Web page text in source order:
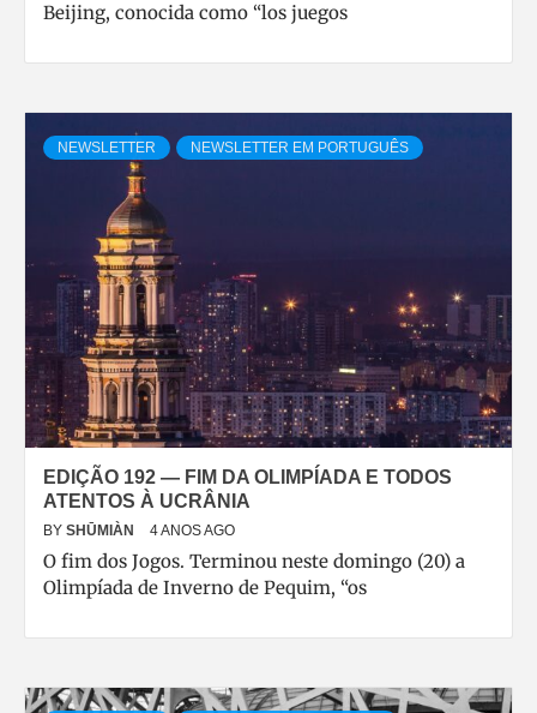
Beijing, conocida como “los juegos
NEWSLETTER NEWSLETTER EM PORTUGUÊS
EDIÇÃO 192 — FIM DA OLIMPÍADA E TODOS
ATENTOS À UCRÂNIA
BY SHŪMIÀN 4 ANOS AGO
O fim dos Jogos. Terminou neste domingo (20) a
Olimpíada de Inverno de Pequim, “os